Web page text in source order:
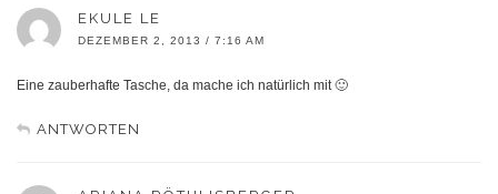
EKULE LE
DEZEMBER 2, 2013 / 7:16 AM
Eine zauberhafte Tasche, da mache ich natürlich mit 🙂
ANTWORTEN